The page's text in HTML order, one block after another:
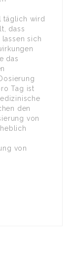
täglich wird
dass
sich
das
Tag ist
den
von
von